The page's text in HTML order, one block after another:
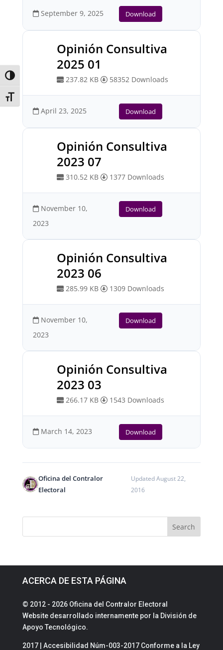
Toggle High Contrast
Toggle Font size
September 9, 2025 Download
Opinión Consultiva
2025 01
237.82 KB 58352 Downloads
April 23, 2025 Download
Opinión Consultiva
2023 07
310.52 KB 1377 Downloads
November 10,
2023
Download
Opinión Consultiva
2023 06
285.99 KB 1309 Downloads
November 10,
2023
Download
Opinión Consultiva
2023 03
266.17 KB 1543 Downloads
March 14, 2023 Download
Oficina del Contralor
Electoral
Updated August 22,
2016
ACERCA DE ESTA PÁGINA
© 2012 - 2026 Oficina del Contralor Electoral
Website desarrollado internamente por la División de
Apoyo Tecnológico.
2017 | Accesibilidad Núm-003-2017 Conforme a la Ley